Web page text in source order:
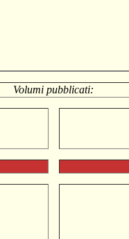
Volumi pubblicati: